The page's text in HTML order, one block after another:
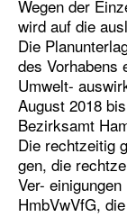
Wegen der
wird auf die
Die
des Vorhabens
Umwelt-
August 2018
Bezirksamt
Die rechtzeitig
gen, die
Ver-
HmbVwVfG,